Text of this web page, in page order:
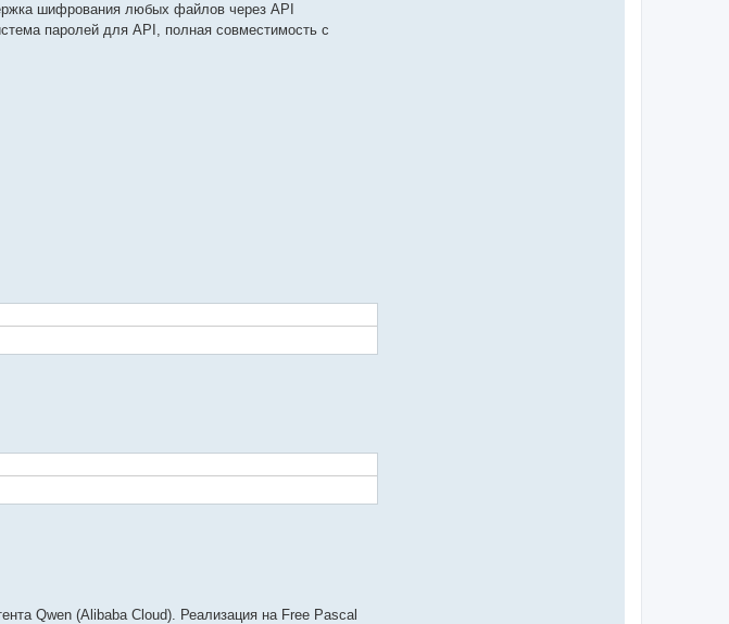
шифрования любых файлов через API
паролей для API, полная совместимость с
Qwen (Alibaba Cloud). Реализация на Free Pascal